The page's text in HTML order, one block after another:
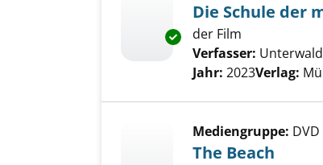
Exemplar-Details von
Die Schule der
der Film
Verfasser:
Jahr: 2023Verlag:
Mediengruppe: DVD
The Beach